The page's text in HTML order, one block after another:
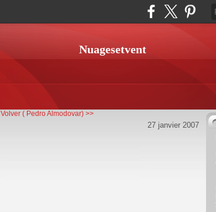
Nuagesetvent
Volver ( Pedro Almodovar) >>
27 janvier 2007